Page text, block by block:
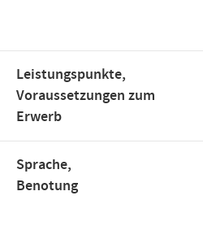
Leistungspunkte,
Voraussetzungen zum
Erwerb
Sprache,
Benotung